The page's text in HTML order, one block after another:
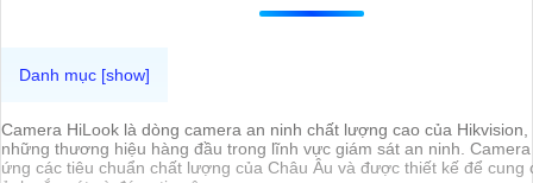
Camera HiLook là dòng camera an ninh chất lượng cao của
những thương hiệu hàng đầu trong lĩnh vực giám sát an ninh.
ứng các tiêu chuẩn chất lượng của Châu Âu và được thiết kế để cung